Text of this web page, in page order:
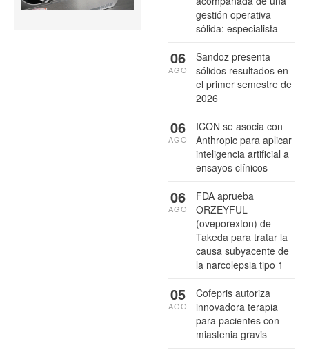
gestión operativa
sólida: especialista
Sandoz presenta
sólidos resultados en
el primer semestre de
2026
06
AGO
ICON se asocia con
Anthropic para aplicar
inteligencia artificial a
ensayos clínicos
06
AGO
FDA aprueba
ORZEYFUL
(oveporexton) de
Takeda para tratar la
causa subyacente de
la narcolepsia tipo 1
06
AGO
Cofepris autoriza
innovadora terapia
para pacientes con
miastenia gravis
05
AGO